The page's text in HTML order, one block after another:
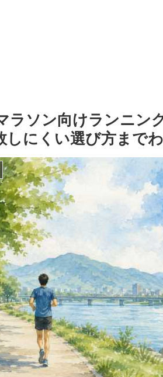
ラソン向けランニン
しにくい選び方まで